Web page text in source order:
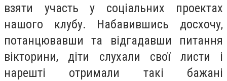
взяти участь у соціальних проектах
нашого клубу. Набавившись досхочу,
потанцювавши та відгадавши питання
вікторини, діти слухали свої листи і
нарешті отримали такі бажані